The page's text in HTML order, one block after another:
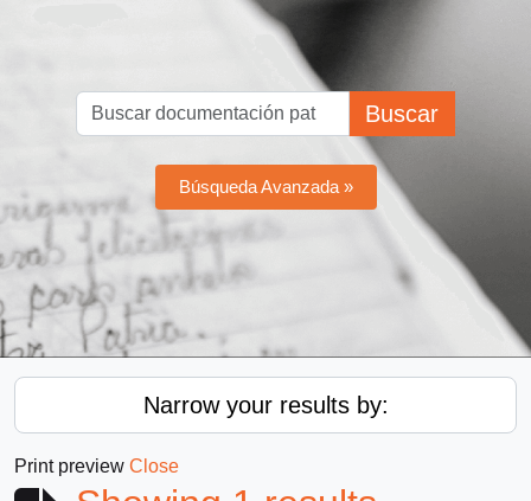
Buscar
Búsqueda Avanzada »
Narrow your results by:
Print preview Close